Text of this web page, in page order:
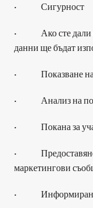
·              Сигурност
·              Ако
данни ще бъдат
·
·
·
·
маркетингови
·